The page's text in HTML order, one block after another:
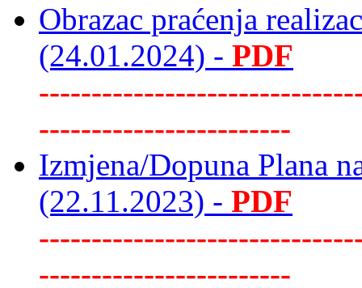
Obrazac praćenja
(24.01.2024) - PDF
------------------------
Izmjena/Dopuna Plana
(22.11.2023) - PDF
------------------------